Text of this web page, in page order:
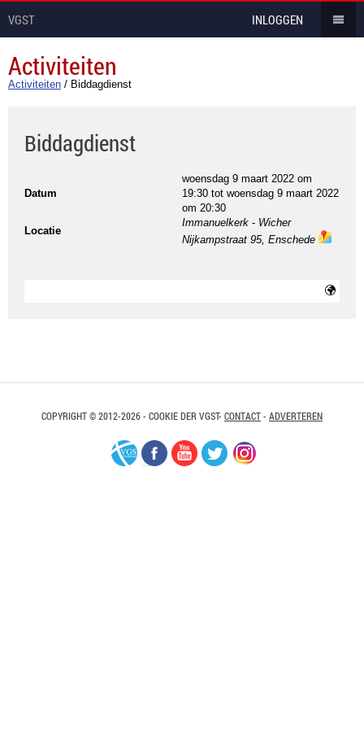
VGST INLOGGEN
Activiteiten
Activiteiten / Biddagdienst
Biddagdienst
Datum
woensdag 9 maart 2022 om
19:30 tot woensdag 9 maart 2022
om 20:30
Locatie
Immanuelkerk - Wicher
Nijkampstraat 95, Enschede
COPYRIGHT © 2012-2026 - COOKIE DER VGST- CONTACT- ADVERTEREN